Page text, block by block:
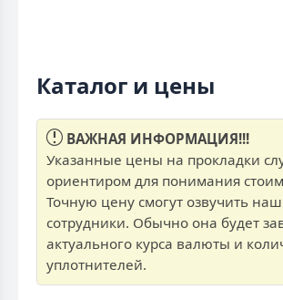
Каталог и цены
ВАЖНАЯ ИНФОРМАЦИЯ!!!
Указанные цены на прокладки
ориентиром для понимания
Точную цену смогут озвучить
сотрудники. Обычно она будет
актуального курса валюты и
уплотнителей.